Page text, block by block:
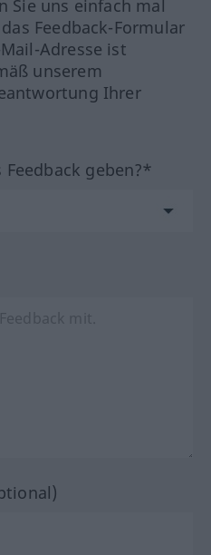
Sie uns einfach mal
Feedback-Formular
Adresse ist
unserem
Ihrer
geben?*